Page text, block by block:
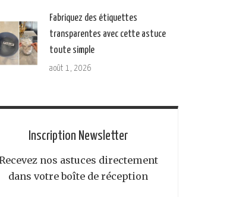
Fabriquez des étiquettes
transparentes avec cette astuce
toute simple
août 1, 2026
Inscription Newsletter
nos astuces directement
dans votre boîte de réception